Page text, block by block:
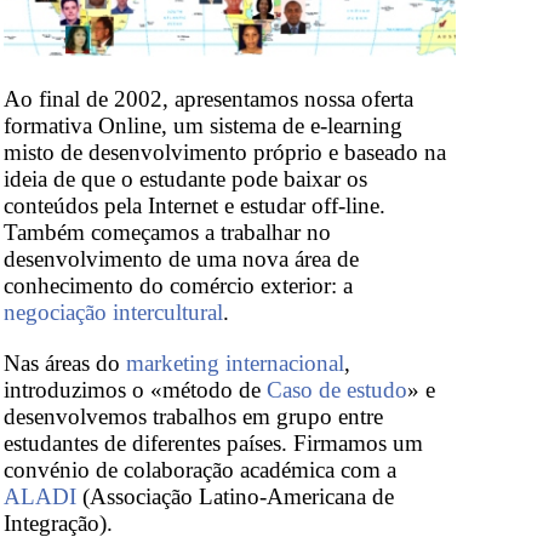
Ao final de 2002, apresentamos nossa oferta
formativa Online, um sistema de e-learning
misto de desenvolvimento próprio e baseado na
ideia de que o estudante pode baixar os
conteúdos pela Internet e estudar off-line.
Também começamos a trabalhar no
desenvolvimento de uma nova área de
conhecimento do comércio exterior: a
negociação intercultural.
Nas áreas do marketing internacional,
introduzimos o «método de Caso de estudo» e
desenvolvemos trabalhos em grupo entre
estudantes de diferentes países. Firmamos um
convénio de colaboração académica com a
ALADI (Associação Latino-Americana de
Integração).